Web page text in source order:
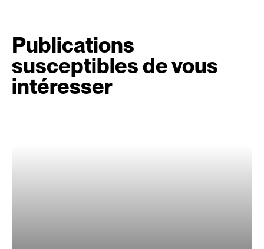
Publications
susceptibles de vous
intéresser